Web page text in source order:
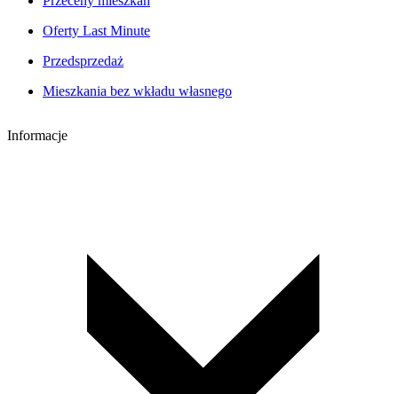
Oferty Last Minute
Przedsprzedaż
Mieszkania bez wkładu własnego
Informacje